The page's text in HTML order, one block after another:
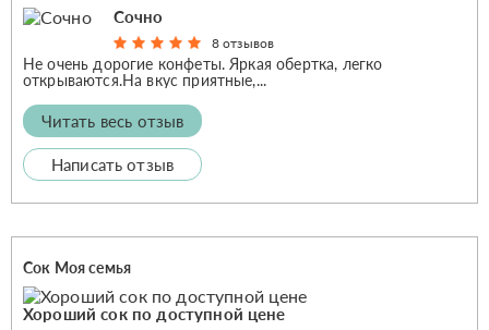
Сочно
8 отзывов
Не очень дорогие конфеты. Яркая обертка, легко
открываются.На вкус приятные,...
Читать весь отзыв
Написать отзыв
Сок Моя семья
Хороший сок по доступной цене